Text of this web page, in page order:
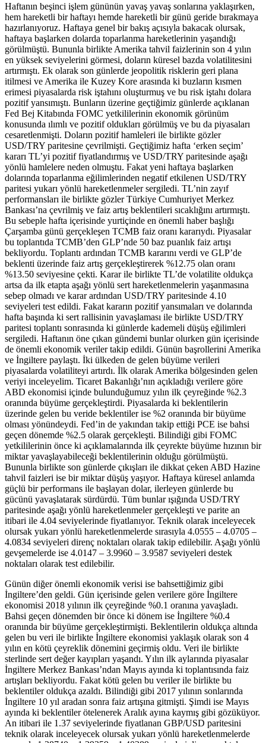
Haftanın beşinci işlem gününün yavaş yavaş sonlarına yaklaşırken,
hem hareketli bir haftayı hemde hareketli bir günü geride bırakmaya
hazırlanıyoruz. Haftaya genel bir bakış açısıyla bakacak olursak,
haftaya başlarken dolarda toparlanma hareketlerinin yaşandığı
görülmüştü. Bununla birlikte Amerika tahvil faizlerinin son 4 yılın
en yüksek seviyelerini görmesi, doların küresel bazda volatilitesini
artırmıştı. Ek olarak son günlerde jeopolitik risklerin geri plana
itilmesi ve Amerika ile Kuzey Kore arasında ki buzların kısmen
erimesi piyasalarda risk iştahını oluşturmuş ve bu risk iştahı dolara
pozitif yansımıştı. Bunların üzerine geçtiğimiz günlerde açıklanan
Fed Bej Kitabında FOMC yetkililerinin ekonomik görünüm
konusunda ılımlı ve pozitif oldukları görülmüş ve bu da piyasaları
cesaretlenmişti. Doların pozitif hamleleri ile birlikte gözler
USD/TRY paritesine çevrilmişti. Geçtiğimiz hafta ‘erken seçim’
kararı TL’yi pozitif fiyatlandırmış ve USD/TRY paritesinde aşağı
yönlü hamlelere neden olmuştu. Fakat yeni haftaya başlarken
dolarında toparlanma eğilimlerinden negatif etkilenen USD/TRY
paritesi yukarı yönlü hareketlenmeler sergiledi. TL’nin zayıf
performansları ile birlikte gözler Türkiye Cumhuriyet Merkez
Bankası’na çevrilmiş ve faiz artış beklentileri sıcaklığını artırmıştı.
Bu sebeple hafta içerisinde yurtiçinde en önemli haber başlığı
Çarşamba günü gerçekleşen TCMB faiz oranı kararıydı. Piyasalar
bu toplantıda TCMB’den GLP’nde 50 baz puanlık faiz artışı
bekliyordu. Toplantı ardından TCMB kararını verdi ve GLP’de
beklenti üzerinde faiz artış gerçekleştirerek %12.75 olan oranı
%13.50 seviyesine çekti. Karar ile birlikte TL’de volatilite oldukça
artsa da ilk etapta aşağı yönlü sert hareketlenmelerin yaşanmasına
sebep olmadı ve karar ardından USD/TRY paritesinde 4.10
seviyeleri test edildi. Fakat kararın pozitif yansımaları ve dolarında
hafta başında ki sert rallisinin yavaşlaması ile birlikte USD/TRY
paritesi toplantı sonrasında ki günlerde kademeli düşüş eğilimleri
sergiledi. Haftanın öne çıkan gündemi bunlar olurken gün içerisinde
de önemli ekonomik veriler takip edildi. Günün başrollerini Amerika
ve İngiltere paylaştı. İki ülkeden de gelen büyüme verileri
piyasalarda volatiliteyi artırdı. İlk olarak Amerika bölgesinden gelen
veriyi inceleyelim. Ticaret Bakanlığı’nın açıkladığı verilere göre
ABD ekonomisi içinde bulunduğumuz yılın ilk çeyreğinde %2.3
oranında büyüme gerçekleştirdi. Piyasalarda ki beklentilerin
üzerinde gelen bu veride beklentiler ise %2 oranında bir büyüme
olması yönündeydi. Fed’in de yakından takip ettiği PCE ise bahsi
geçen dönemde %2.5 olarak gerçekleşti. Bilindiği gibi FOMC
yetkililerinin önce ki açıklamalarında ilk çeyrekte büyüme hızının bir
miktar yavaşlayabileceği beklentilerinin olduğu görülmüştü.
Bununla birlikte son günlerde çıkışları ile dikkat çeken ABD Hazine
tahvil faizleri ise bir miktar düşüş yaşıyor. Haftaya küresel anlamda
güçlü bir performans ile başlayan dolar, ilerleyen günlerde bu
gücünü yavaşlatarak sürdürdü. Tüm bunlar ışığında USD/TRY
paritesinde aşağı yönlü hareketlenmeler gerçekleşti ve parite an
itibari ile 4.04 seviyelerinde fiyatlanıyor. Teknik olarak inceleyecek
olursak yukarı yönlü hareketlenmelerde sırasıyla 4.0555 – 4.0705 –
4.0834 seviyeleri direnç noktaları olarak takip edilebilir. Aşağı yönlü
gevşemelerde ise 4.0147 – 3.9960 – 3.9587 seviyeleri destek
noktaları olarak test edilebilir.
Günün diğer önemli ekonomik verisi ise bahsettiğimiz gibi
İngiltere’den geldi. Gün içerisinde gelen verilere göre İngiltere
ekonomisi 2018 yılının ilk çeyreğinde %0.1 oranına yavaşladı.
Bahsi geçen dönemden bir önce ki dönem ise İngiltere %0.4
oranında bir büyüme gerçekleştirmişti. Beklentilerin oldukça altında
gelen bu veri ile birlikte İngiltere ekonomisi yaklaşık olarak son 4
yılın en kötü çeyreklik dönemini geçirmiş oldu. Veri ile birlikte
sterlinde sert değer kayıpları yaşandı. Yılın ilk aylarında piyasalar
İngiltere Merkez Bankası’ndan Mayıs ayında ki toplantısında faiz
artışları bekliyordu. Fakat kötü gelen bu veriler ile birlikte bu
beklentiler oldukça azaldı. Bilindiği gibi 2017 yılının sonlarında
İngiltere 10 yıl aradan sonra faiz artışına gitmişti. Şimdi ise Mayıs
ayında ki beklentiler ötelenerek Aralık ayına kaymış gibi gözüküyor.
An itibari ile 1.37 seviyelerinde fiyatlanan GBP/USD paritesini
teknik olarak inceleyecek olursak yukarı yönlü hareketlenmelerde